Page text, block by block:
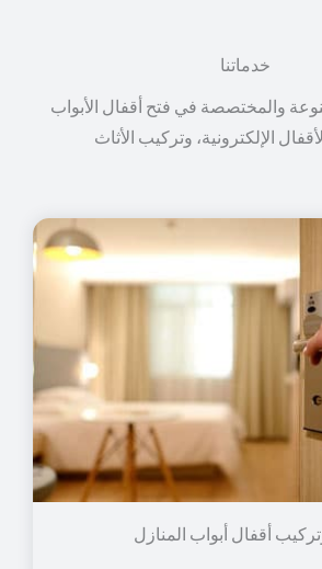
خدماتنا
والمختصصة في فتح أقفال الأبواب
أقفال أبواب المنازل